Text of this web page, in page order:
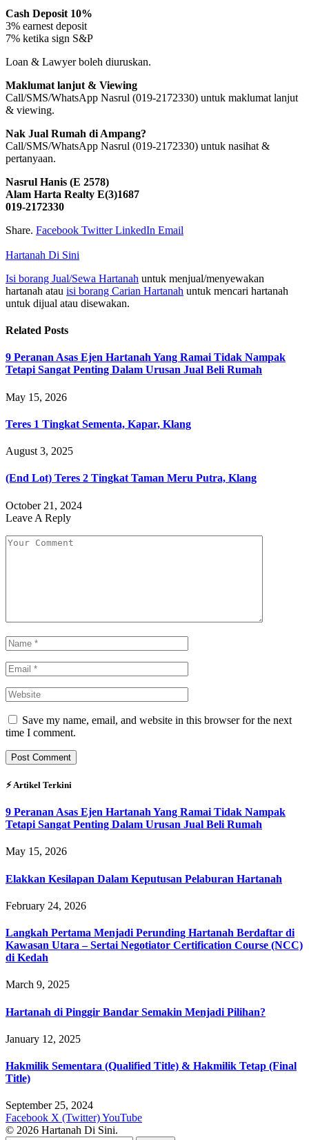
Cash Deposit 10%
3% earnest deposit
7% ketika sign S&P
Loan & Lawyer boleh diuruskan.
Maklumat lanjut & Viewing
Call/SMS/WhatsApp Nasrul (019-2172330) untuk maklumat lanjut
& viewing.
Nak Jual Rumah di Ampang?
Call/SMS/WhatsApp Nasrul (019-2172330) untuk nasihat &
pertanyaan.
Nasrul Hanis (E 2578)
Alam Harta Realty E(3)1687
019-2172330
Share. Facebook Twitter LinkedIn Email
Hartanah Di Sini
Isi borang Jual/Sewa Hartanah untuk menjual/menyewakan
hartanah atau isi borang Carian Hartanah untuk mencari hartanah
untuk dijual atau disewakan.
Related Posts
9 Peranan Asas Ejen Hartanah Yang Ramai Tidak Nampak
Tetapi Sangat Penting Dalam Urusan Jual Beli Rumah
May 15, 2026
Teres 1 Tingkat Sementa, Kapar, Klang
August 3, 2025
(End Lot) Teres 2 Tingkat Taman Meru Putra, Klang
October 21, 2024
Leave A Reply
Save my name, email, and website in this browser for the next
time I comment.
⚡︎ Artikel Terkini
9 Peranan Asas Ejen Hartanah Yang Ramai Tidak Nampak
Tetapi Sangat Penting Dalam Urusan Jual Beli Rumah
May 15, 2026
Elakkan Kesilapan Dalam Keputusan Pelaburan Hartanah
February 24, 2026
Langkah Pertama Menjadi Perunding Hartanah Berdaftar di
Kawasan Utara – Sertai Negotiator Certification Course (NCC)
di Kedah
March 9, 2025
Hartanah di Pinggir Bandar Semakin Menjadi Pilihan?
January 12, 2025
Hakmilik Sementara (Qualified Title) & Hakmilik Tetap (Final
Title)
September 25, 2024
Facebook X (Twitter)YouTube
© 2026 Hartanah Di Sini.